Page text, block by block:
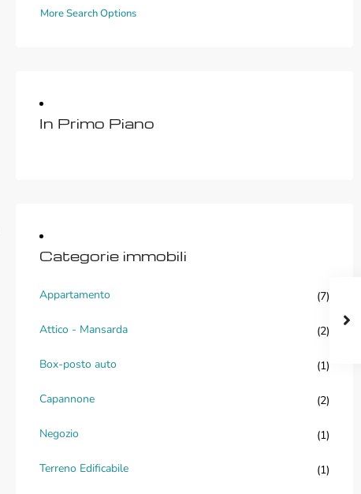
More Search Options
In Primo Piano
Categorie immobili
Appartamento (7)
Attico - Mansarda (2)
Box-posto auto (1)
Capannone (2)
Negozio (1)
Terreno Edificabile (1)